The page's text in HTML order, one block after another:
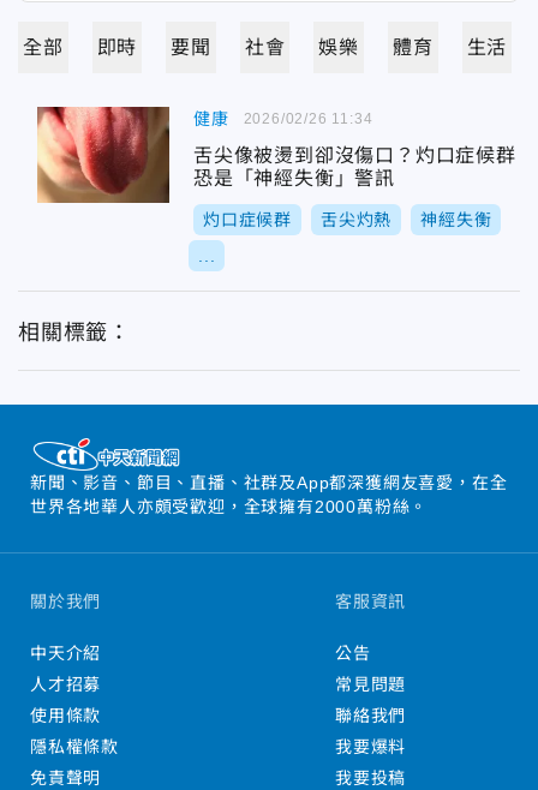
全部 即時 要聞 社會 娛樂 體育 生活
健康
舌尖像被燙到卻沒傷口？灼口症候群
恐是「神經失衡」警訊
灼口症候群 舌尖灼熱 神經失衡
2026/02/26 11:34
相關標籤：
新聞、影音、節目、直播、社群及App都深獲網友喜愛，在全
世界各地華人亦頗受歡迎，全球擁有2000萬粉絲。
關於我們
中天介紹
人才招募
使用條款
隱私權條款
免責聲明
客服資訊
公告
常見問題
聯絡我們
我要爆料
我要投稿